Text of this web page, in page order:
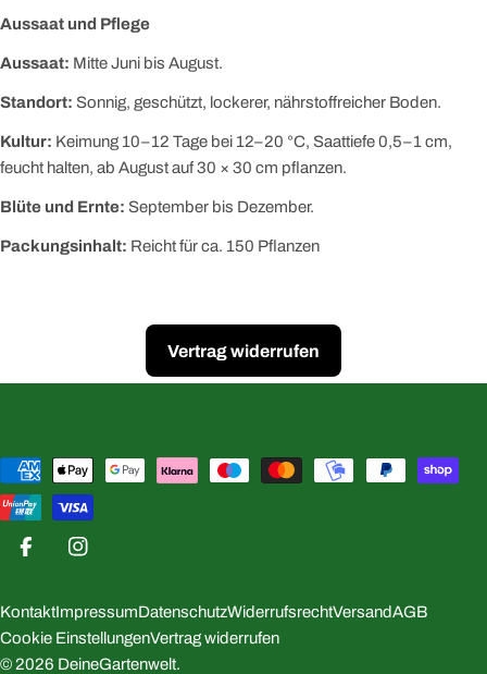
Aussaat und Pflege
Aussaat: Mitte Juni bis August.
Standort: Sonnig, geschützt, lockerer, nährstoffreicher Boden.
Kultur: Keimung 10–12 Tage bei 12–20 °C, Saattiefe 0,5–1 cm,
feucht halten, ab August auf 30 × 30 cm pflanzen.
Blüte und Ernte: September bis Dezember.
Packungsinhalt: Reicht für ca. 150 Pflanzen
Vertrag widerrufen
Zahlungsmethoden
FacebookInstagram
© 2026 DeineGartenwelt.
KontaktImpressumDatenschutzWiderrufsrechtVersandAGB
Cookie EinstellungenVertrag widerrufen